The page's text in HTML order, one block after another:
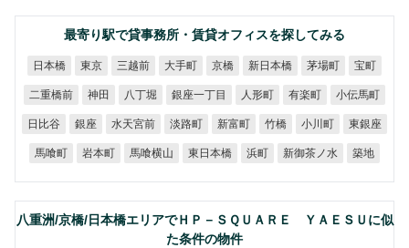
最寄り駅で貸事務所・賃貸オフィスを探してみる
日本橋 東京 三越前 大手町 京橋 新日本橋 茅場町 宝町
二重橋前 神田 八丁堀 銀座一丁目 人形町 有楽町 小伝馬町
日比谷 銀座 水天宮前 淡路町 新富町 竹橋 小川町 東銀座
馬喰町 岩本町 馬喰横山 東日本橋 浜町 新御茶ノ水 築地
八重洲/京橋/日本橋エリアでＨＰ－ＳＱＵＡＲＥ ＹＡＥＳＵに似
た条件の物件